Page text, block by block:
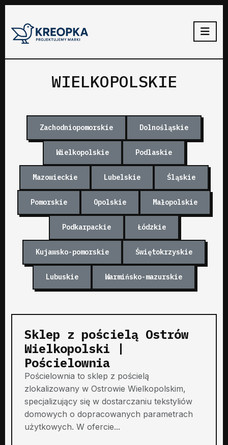
WIELKOPOLSKIE
Zachodniopomorskie Dolnośląskie
Wielkopolskie Podlaskie
Mazowieckie Lubelskie Śląskie
Pomorskie Opolskie Małopolskie
Podkarpackie Łódzkie
Kujawsko-pomorskie Świętokrzyskie
Lubuskie Warmińsko-mazurskie
Sklep z pościelą Ostrów
Wielkopolski |
Pościelownia
Pościelownia to sklep z pościelą
zlokalizowany w Ostrowie Wielkopolskim,
specjalizujący się w dostarczaniu tekstyliów
domowych o dopracowanych parametrach
użytkowych. W ofercie...